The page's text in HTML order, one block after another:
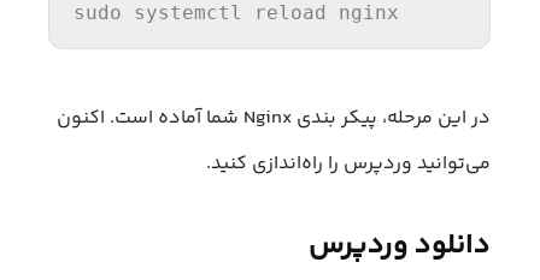
sudo systemctl reload nginx
در این مرحله، پیکر بندی Nginx شما آماده است. اکنون
می‌توانید وردپرس را راه‌اندازی کنید.
دانلود وردپرس